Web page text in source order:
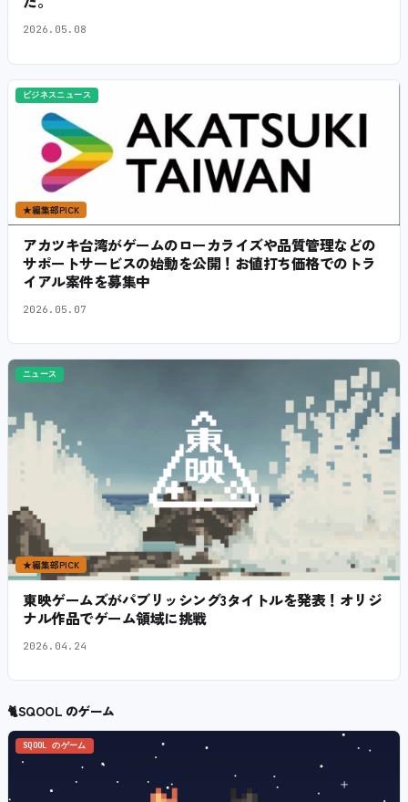
2026.05.08
ビジネスニュース
★編集部PICK
アカツキ台湾がゲームのローカライズや品質管理などの
サポートサービスの始動を公開！お値打ち価格でのトラ
イアル案件を募集中
2026.05.07
ニュース
★編集部PICK
東映ゲームズがパブリッシング3タイトルを発表！オリジ
ナル作品でゲーム領域に挑戦
2026.04.24
🐈SQOOL のゲーム
SQOOL のゲーム